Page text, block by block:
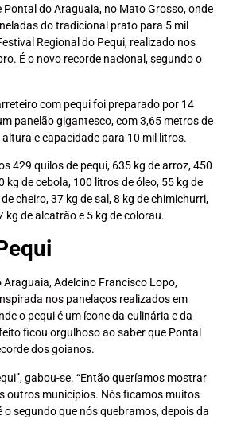
Pontal do Araguaia, no Mato Grosso, onde
do tradicional prato para 5 mil
Regional do Pequi, realizado nos
É o novo recorde nacional, segundo o
com pequi foi preparado por 14
panelão gigantesco, com 3,65 metros de
e capacidade para 10 mil litros.
429 quilos de pequi, 635 kg de arroz, 450
kg de cebola, 100 litros de óleo, 55 kg de
cheiro, 37 kg de sal, 8 kg de chimichurri,
kg de alcatrão e 5 kg de colorau.
Adelcino Francisco Lopo,
nos panelaços realizados em
o pequi é um ícone da culinária e da
ficou orgulhoso ao saber que Pontal
dos goianos.
gabou-se. “Então queríamos mostrar
outros municípios. Nós ficamos muitos
o segundo que nós quebramos, depois da